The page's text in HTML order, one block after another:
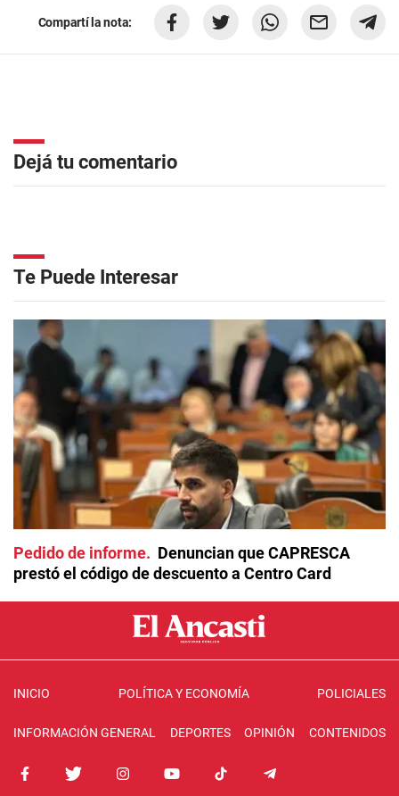
Compartí la nota:
Dejá tu comentario
Te Puede Interesar
Pedido de informe
Denuncian que CAPRESCA
prestó el código de descuento a Centro Card
INICIO POLÍTICA Y ECONOMÍA POLICIALES
INFORMACIÓN GENERAL DEPORTES OPINIÓN CONTENIDOS